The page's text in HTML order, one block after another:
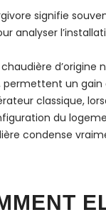
signifie
analyser
d’origine
un
classique,
du
condense